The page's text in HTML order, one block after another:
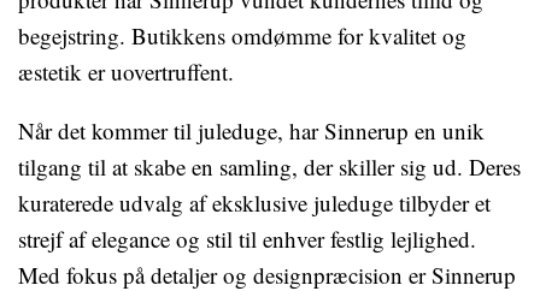
begejstring. Butikkens omdømme for kvalitet og
æstetik er uovertruffent.
Når det kommer til juleduge, har Sinnerup en unik
tilgang til at skabe en samling, der skiller sig ud. Deres
kuraterede udvalg af eksklusive juleduge tilbyder et
strejf af elegance og stil til enhver festlig lejlighed.
Med fokus på detaljer og designpræcision er Sinnerup